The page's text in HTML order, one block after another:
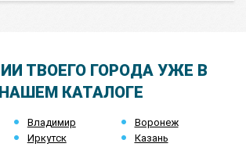
ТВОЕГО ГОРОДА УЖЕ В
НАШЕМ КАТАЛОГЕ
Владимир
Воронеж
Иркутск
Казань